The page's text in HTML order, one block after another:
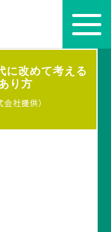
に改めて考える
り方
社提供）